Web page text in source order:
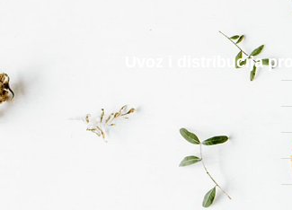
Uvoz i distribucija